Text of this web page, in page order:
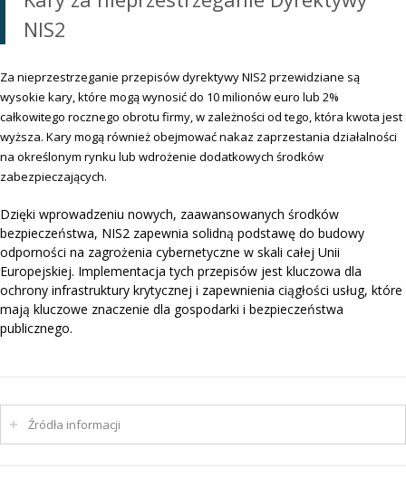
NIS2
Za nieprzestrzeganie przepisów dyrektywy NIS2 przewidziane są
wysokie kary, które mogą wynosić do 10 milionów euro lub 2%
całkowitego rocznego obrotu firmy, w zależności od tego, która kwota jest
wyższa. Kary mogą również obejmować nakaz zaprzestania działalności
na określonym rynku lub wdrożenie dodatkowych środków
zabezpieczających.
Dzięki wprowadzeniu nowych, zaawansowanych środków
bezpieczeństwa, NIS2 zapewnia solidną podstawę do budowy
odporności na zagrożenia cybernetyczne w skali całej Unii
Europejskiej. Implementacja tych przepisów jest kluczowa dla
ochrony infrastruktury krytycznej i zapewnienia ciągłości usług, które
mają kluczowe znaczenie dla gospodarki i bezpieczeństwa
publicznego.
Źródła informacji